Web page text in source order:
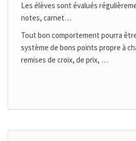
Les élèves sont évalués
notes, carnet…
Tout bon comportement pourra
système de bons points propre à
remises de croix, de prix, …